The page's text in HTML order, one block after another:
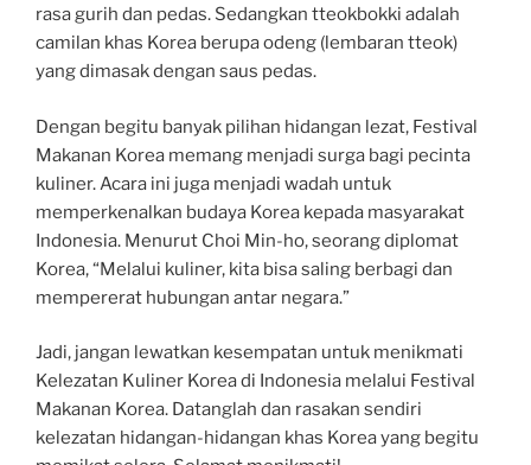
rasa gurih dan pedas. Sedangkan tteokbokki adalah
camilan khas Korea berupa odeng (lembaran tteok)
yang dimasak dengan saus pedas.
Dengan begitu banyak pilihan hidangan lezat, Festival
Makanan Korea memang menjadi surga bagi pecinta
kuliner. Acara ini juga menjadi wadah untuk
memperkenalkan budaya Korea kepada masyarakat
Indonesia. Menurut Choi Min-ho, seorang diplomat
Korea, “Melalui kuliner, kita bisa saling berbagi dan
mempererat hubungan antar negara.”
Jadi, jangan lewatkan kesempatan untuk menikmati
Kelezatan Kuliner Korea di Indonesia melalui Festival
Makanan Korea. Datanglah dan rasakan sendiri
kelezatan hidangan-hidangan khas Korea yang begitu